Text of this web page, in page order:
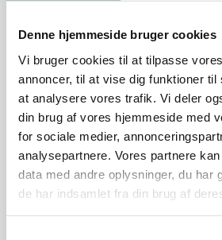
Denne hjemmeside bruger cookies
Vi bruger cookies til at tilpasse
annoncer, til at vise dig funktioner til
at analysere vores trafik. Vi deler
din brug af vores hjemmeside med
for sociale medier,
analysepartnere. Vores partnere
data med andre oplysninger, du har
de har indsamlet fra din brug af
2-3 spsk char siu sauce
Sådan gør du
Rul kødet sammen og snør det.
tilsæt porre i skiver, 50 g ingefær
dæk med vand. Kog kødet under
1½ time. Kasser kogevandet.